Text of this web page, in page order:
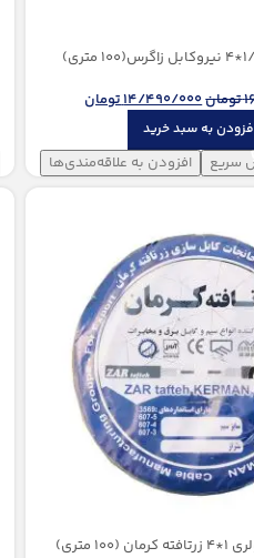
تومان14/490/000تومان
به سبد خرید
سریع افزودن به علاقه‌مندی‌ها
متری)